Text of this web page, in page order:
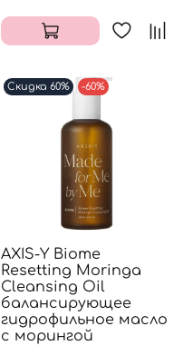
Скидка 60% -60%
AXIS-Y Biome
Resetting Moringa
Cleansing Oil
балансирующее
гидрофильное масло
с морингой